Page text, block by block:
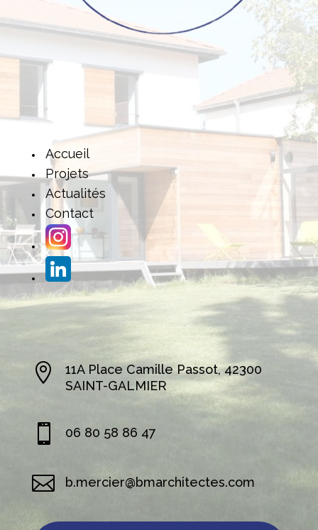
Accueil
Projets
Actualités
Contact

11A Place Camille Passot, 42300
SAINT-GALMIER
 06 80 58 86 47
 b.mercier@bmarchitectes.com